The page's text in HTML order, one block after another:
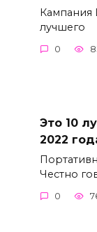
Кампания
лучшего
0
Это 10
2022
Честно
0